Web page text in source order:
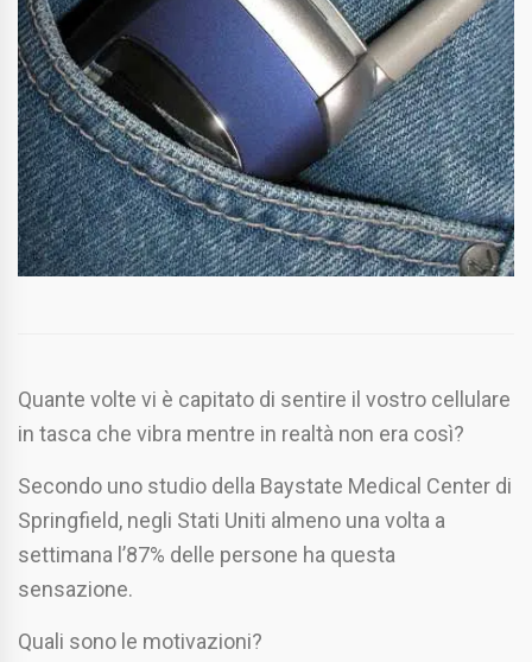
Quante volte vi è capitato di sentire il vostro cellulare
in tasca che vibra mentre in realtà non era così?
Secondo uno studio della Baystate Medical Center di
Springfield, negli Stati Uniti almeno una volta a
settimana l’87% delle persone ha questa
sensazione.
Quali sono le motivazioni?